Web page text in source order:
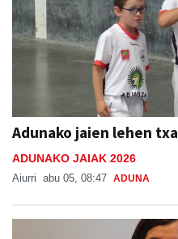
Adunako jaien lehen
ADUNAKO JAIAK 2026
Aiurri abu 05, 08:47 ADUNA